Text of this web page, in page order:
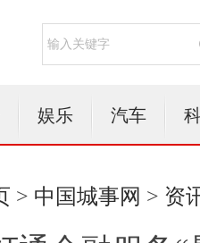
娱乐 汽车
> 中国城事网 > 资